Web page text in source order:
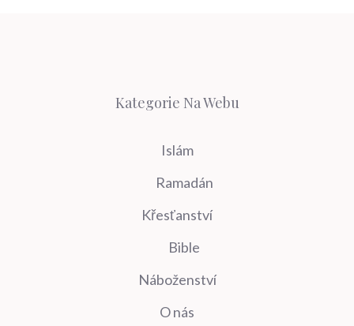
Kategorie Na Webu
Islám
Ramadán
Křesťanství
Bible
Náboženství
O nás